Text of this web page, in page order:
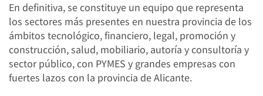
En definitiva, se constituye un equipo que representa
los sectores más presentes en nuestra provincia de los
ámbitos tecnológico, financiero, legal, promoción y
construcción, salud, mobiliario, autoría y consultoría y
sector público, con PYMES y grandes empresas con
fuertes lazos con la provincia de Alicante.